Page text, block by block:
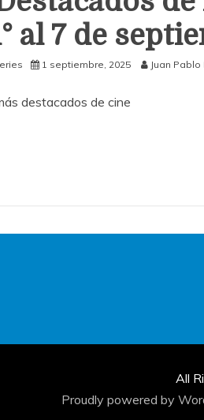
al 7 de
1 septiembre, 2025 Juan
destacados de cine
All
Proudly powered by